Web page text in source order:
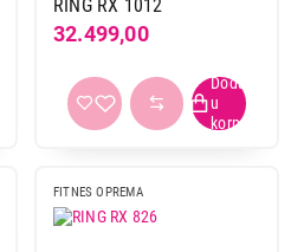
RING RX 1012
32.499,00
FITNES OPREMA